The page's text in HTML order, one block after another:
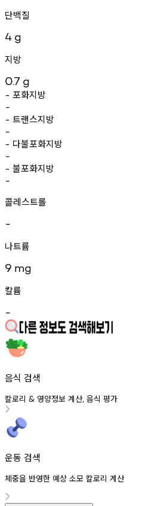
단백질
4 g
지방
0.7 g
- 포화지방
-
- 트랜스지방
-
- 다불포화지방
-
- 불포화지방
-
콜레스트롤
-
나트륨
9 mg
칼륨
-
음식 검색
칼로리 & 영양정보 계산, 음식 평가
운동 검색
체중을 반영한 예상 소모 칼로리 계산